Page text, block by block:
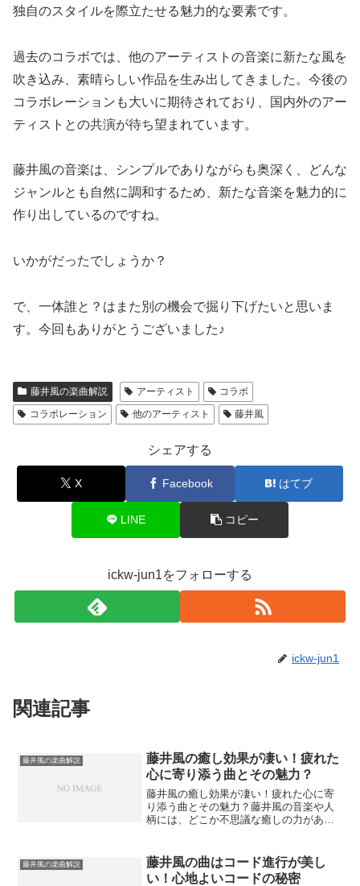
独自のスタイルを際立たせる魅力的な要素です。
過去のコラボでは、他のアーティストの音楽に新たな風を
吹き込み、素晴らしい作品を生み出してきました。今後の
コラボレーションも大いに期待されており、国内外のアー
ティストとの共演が待ち望まれています。
藤井風の音楽は、シンプルでありながらも奥深く、どんな
ジャンルとも自然に調和するため、新たな音楽を魅力的に
作り出しているのですね。
いかがだったでしょうか？
で、一体誰と？はまた別の機会で掘り下げたいと思いま
す。今回もありがとうございました♪
藤井風の楽曲解説 アーティスト
コラボ
コラボレーション
他のアーティスト 藤井風
シェアする
X Facebook はてブ
LINE コピー
ickw-jun1をフォローする
ickw-jun1
関連記事
藤井風の楽曲解説
藤井風の癒し効果が凄い！疲れた
心に寄り添う曲とその魅力？
藤井風の癒し効果が凄い！疲れた心に寄
り添う曲とその魅力？藤井風の音楽や人
柄には、どこか不思議な癒しの力がある
の視点からやさしく解説していきます。
日々の疲れをそっと癒し...
藤井風の楽曲解説
藤井風の曲はコード進行が美し
い！心地よいコードの秘密